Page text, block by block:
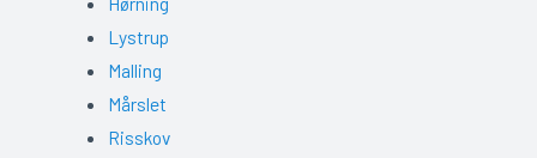
Lystrup
Malling
Mårslet
Risskov